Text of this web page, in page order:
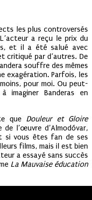
les plus controversés
a reçu le prix du
et il a été salué avec
critiqué par d’autres. De
souffre des mêmes
exagération. Parfois, les
pour moi. Ou peut-
Banderas en
que Douleur et Gloire
l’œuvre d’Almodóvar,
si vous êtes fan de ses
films, mais il est bien
a essayé sans succès
La Mauvaise éducation